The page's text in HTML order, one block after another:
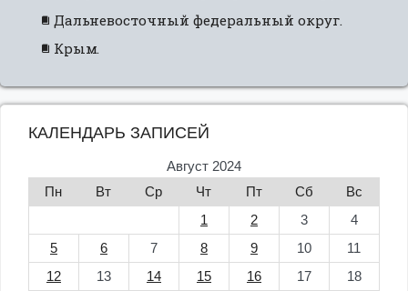
Дальневосточный федеральный округ.
Крым.
КАЛЕНДАРЬ ЗАПИСЕЙ
Август 2024
Пн
Вт Ср Чт Пт Сб
Вс
1
2 3
4
5
6 7 8 9 10
11
12
13 14 15 16 17 18